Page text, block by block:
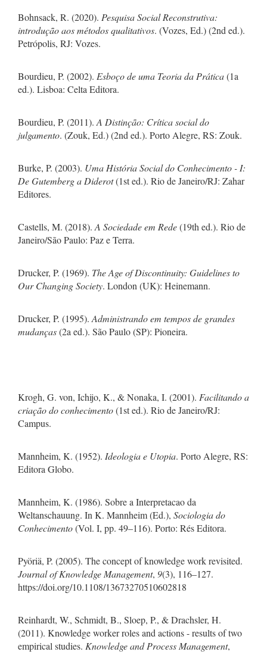
Bohnsack, R. (2020). Pesquisa Social Reconstrutiva:
introdução aos métodos qualitativos. (Vozes, Ed.) (2nd ed.).
Petrópolis, RJ: Vozes.
Bourdieu, P. (2002). Esboço de uma Teoria da Prática(1a
ed.). Lisboa: Celta Editora.
Bourdieu, P. (2011). A Distinção: Crítica social do
julgamento. (Zouk, Ed.) (2nd ed.). Porto Alegre, RS: Zouk.
Burke, P. (2003). Uma História Social do Conhecimento - I:
De Gutemberg a Diderot(1st ed.). Rio de Janeiro/RJ: Zahar
Editores.
Castells, M. (2018). A Sociedade em Rede(19th ed.). Rio de
Janeiro/São Paulo: Paz e Terra.
Drucker, P. (1969). The Age of Discontinuity: Guidelines to
Our Changing Society. London (UK): Heinemann.
Drucker, P. (1995). Administrando em tempos de grandes
mudanças(2a ed.). São Paulo (SP): Pioneira.
Krogh, G. von, Ichijo, K., & Nonaka, I. (2001). Facilitando a
criação do conhecimento(1st ed.). Rio de Janeiro/RJ:
Campus.
Mannheim, K. (1952). Ideologia e Utopia. Porto Alegre, RS:
Editora Globo.
Mannheim, K. (1986). Sobre a Interpretacao da
Weltanschauung. In K. Mannheim (Ed.), Sociologia do
Conhecimento(Vol. I, pp. 49–116). Porto: Rés Editora.
Pyöriä, P. (2005). The concept of knowledge work revisited.
Journal of Knowledge Management, 9(3), 116–127.
https://doi.org/10.1108/13673270510602818
Reinhardt, W., Schmidt, B., Sloep, P., & Drachsler, H.
(2011). Knowledge worker roles and actions - results of two
empirical studies. Knowledge and Process Management,